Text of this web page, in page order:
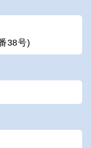
38号)